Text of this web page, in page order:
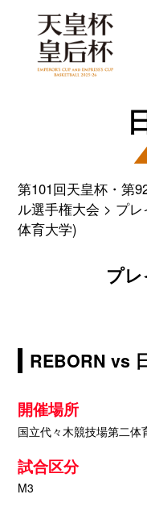
第101回天皇杯・第
ル選手権大会
プ
体育大学)
プ
REBORN vs
開催場所
国立代々木競技場第二体
試合区分
M3